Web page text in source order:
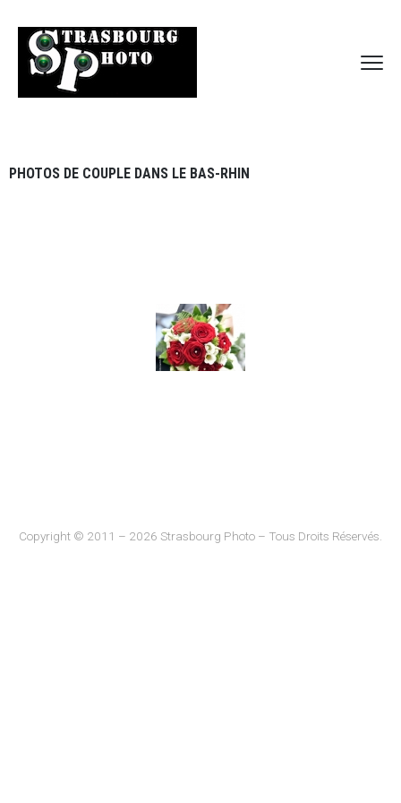
PHOTOS DE COUPLE DANS LE BAS-RHIN
Copyright © 2011 – 2026 Strasbourg Photo – Tous Droits Réservés.